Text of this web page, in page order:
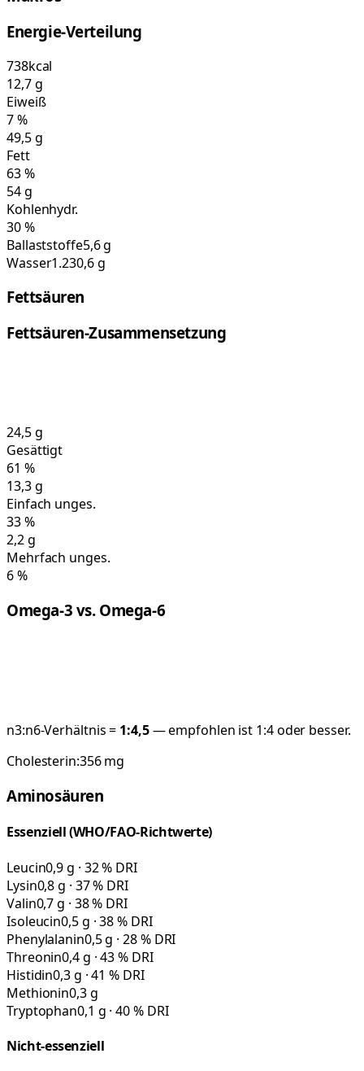
Energie-Verteilung
738kcal
12,7g
Eiweiß
7%
49,5g
Fett
63%
54g
Kohlenhydr.
30%
Ballaststoffe5,6 g
Wasser1.230,6 g
Fettsäuren
Fettsäuren-Zusammensetzung
24,5g
Gesättigt
61 %
13,3g
Einfach unges.
33%
2,2g
Mehrfach unges.
6%
Omega-3 vs. Omega-6
n3:n6-Verhältnis = 1:4,5— empfohlen ist 1:4 oder besser.
Cholesterin:356mg
Aminosäuren
Essenziell (WHO/FAO-Richtwerte)
Leucin0,9 g · 32 % DRI
Lysin0,8 g · 37 % DRI
Valin0,7 g · 38 % DRI
Isoleucin0,5 g · 38 % DRI
Phenylalanin0,5 g · 28 % DRI
Threonin0,4 g · 43 % DRI
Histidin0,3 g · 41 % DRI
Methionin0,3 g
Tryptophan0,1 g · 40 % DRI
Nicht-essenziell